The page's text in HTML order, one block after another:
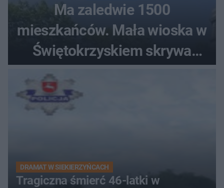
Ma zaledwie 1500
mieszkańców. Mała wioska w
Świętokrzyskiem skrywa
zabytki, bywał tu nawet król
DRAMAT W SIEKIERZYŃCACH
Tragiczna śmierć 46-latki w